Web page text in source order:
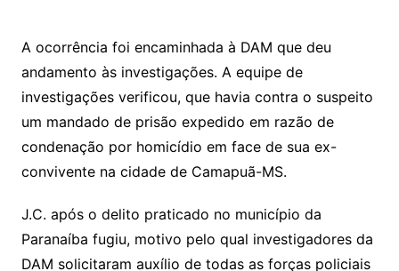
A ocorrência foi encaminhada à DAM que deu
andamento às investigações. A equipe de
investigações verificou, que havia contra o suspeito
um mandado de prisão expedido em razão de
condenação por homicídio em face de sua ex-
convivente na cidade de Camapuã-MS.
J.C. após o delito praticado no município da
Paranaíba fugiu, motivo pelo qual investigadores da
DAM solicitaram auxílio de todas as forças policiais